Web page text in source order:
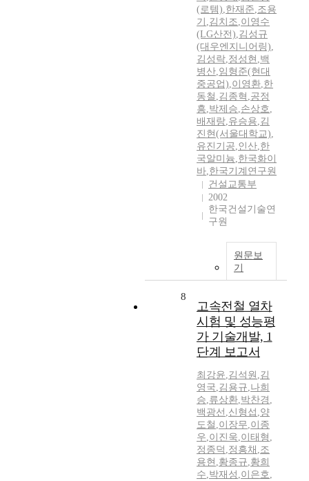
(로템),한재준,조용
기 ,김치조,이영수
(LG산전),김성규
(대우엔지니어링),
김성락,정성현 ,백
병산,임형준(현대
중공업),이영환,한
동철 ,김종혁 ,공정
흥,박제승,손상호,
배재랑,유승용,김
진현(서울대학교),
유진기공,인산,한
국알미늄,한국화이
바,한국기계연구원
건설교통부
2002
한국건설기술연
구원
원문보
기
8
고속전철 열차
시험 및 성능평
가 기술개발, 1
단계 보고서
최강윤,김석원 ,김
영국,김용규,나희
승,류상환,박찬경 ,
백광선 ,신형섭 ,양
도철 ,이장무,이종
우,이진욱,이태형 ,
정종덕 ,정흥채 ,조
용현 ,황종규,황희
수,박재성 ,이은호,